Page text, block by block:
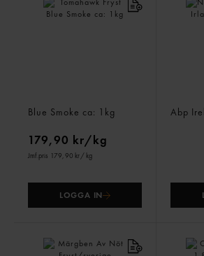
Blue Smoke ca: 1kg
179,90 kr/kg
Jmf.pris 179,90 kr/ kg
LOGGA IN
Abp